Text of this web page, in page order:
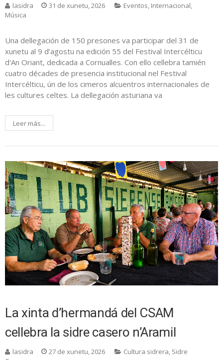
lasidra 31 de xunetu, 2026 Eventos, Internacional,
Música
Una dellegación de 150 presones va participar del 31 de
xunetu al 9 d’agostu na edición 55 del Festival Intercélticu
d'An Oriant, dedicada a Cornualles. Con ello cellebra tamién
cuatro décades de presencia institucional nel Festival
Intercélticu, ún de los cimeros alcuentros internacionales de
les cultures celtes. La dellegación asturiana va
Leer más...
La xinta d’hermandá del CSAM
cellebra la sidre casero n’Aramil
lasidra 27 de xunetu, 2026 Cultura sidrera Sidre